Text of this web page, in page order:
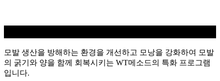
모발 생산을 방해하는 환경을 개선하고 모낭을 강화하여 모발
의 굵기와 양을 함께 회복시키는 WT메소드의 특화 프로그램
입니다.